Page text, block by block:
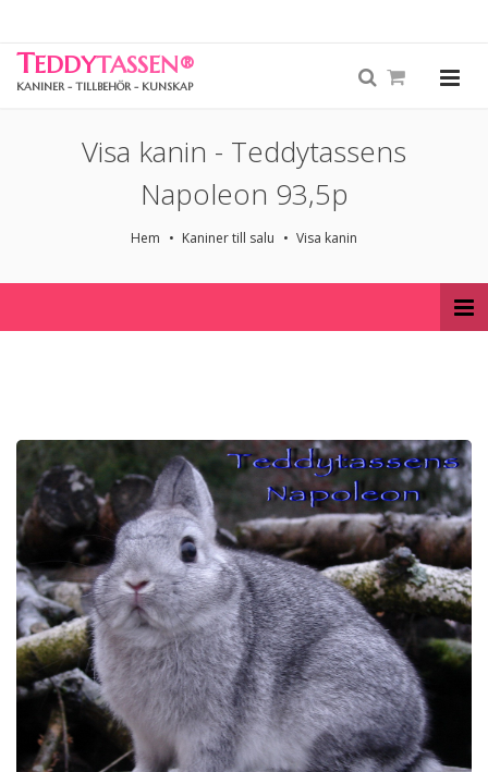
TEDDYTASSEN®
KANINER - TILLBEHÖR - KUNSKAP
Visa kanin - Teddytassens
Napoleon 93,5p
Hem Kaniner till salu Visa kanin